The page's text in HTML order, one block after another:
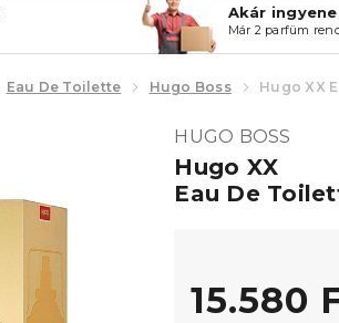
Akár
Már 2 parfüm
Eau De Toilette Hugo Boss Hugo XX
HUGO BOSS
Hugo XX
Eau De
15.580